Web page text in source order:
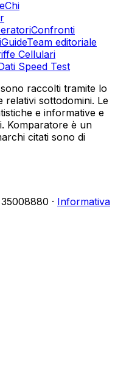
Chi
Confronti
GuideTeam editoriale
Cellulari
Speed Test
raccolti tramite lo
relativi sottodomini. Le
e informative e
Komparatore è un
citati sono di
· Informativa